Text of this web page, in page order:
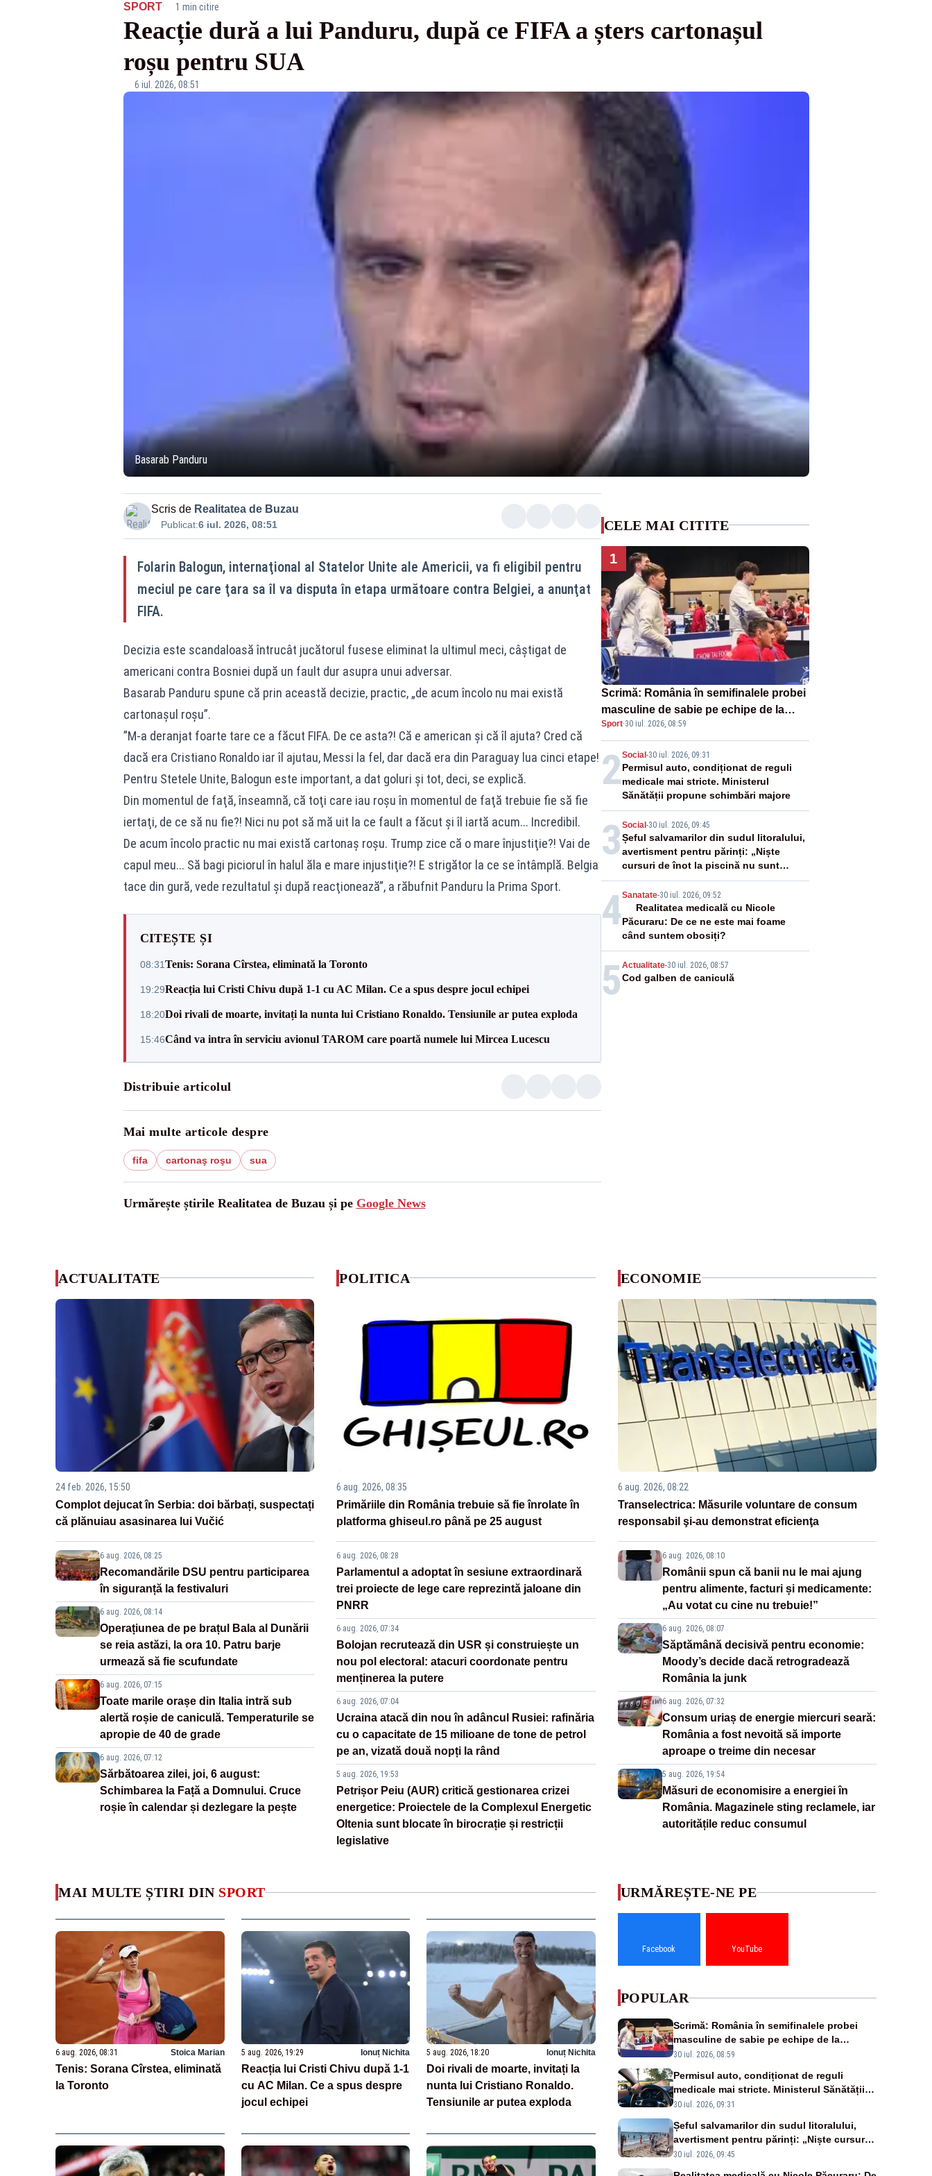
SPORT· 1 min citire
Reacție dură a lui Panduru, după ce FIFA a șters cartonașul
roșu pentru SUA
6 iul. 2026, 08:51
Basarab Panduru
Scris de Realitatea de Buzau
Publicat:6 iul. 2026, 08:51
Folarin Balogun, internaţional al Statelor Unite ale Americii, va fi eligibil pentru
meciul pe care ţara sa îl va disputa în etapa următoare contra Belgiei, a anunţat
FIFA.
Decizia este scandaloasă întrucât jucătorul fusese eliminat la ultimul meci, câştigat de
americani contra Bosniei după un fault dur asupra unui adversar.
Basarab Panduru spune că prin această decizie, practic, „de acum încolo nu mai există
cartonașul roșu”.
”M-a deranjat foarte tare ce a făcut FIFA. De ce asta?! Că e american şi că îl ajuta? Cred că
dacă era Cristiano Ronaldo iar îl ajutau, Messi la fel, dar dacă era din Paraguay lua cinci etape!
Pentru Stetele Unite, Balogun este important, a dat goluri şi tot, deci, se explică.
Din momentul de faţă, înseamnă, că toţi care iau roşu în momentul de faţă trebuie fie să fie
iertaţi, de ce să nu fie?! Nici nu pot să mă uit la ce fault a făcut şi îl iartă acum... Incredibil.
De acum încolo practic nu mai există cartonaş roşu. Trump zice că o mare înjustiţie?! Vai de
capul meu... Să bagi piciorul în halul ăla e mare injustiţie?! E strigător la ce se întâmplă. Belgia
tace din gură, vede rezultatul şi după reacţionează”, a răbufnit Panduru la Prima Sport.
CITEȘTE ȘI
08:31Tenis: Sorana Cîrstea, eliminată la Toronto
19:29Reacția lui Cristi Chivu după 1-1 cu AC Milan. Ce a spus despre jocul echipei
18:20Doi rivali de moarte, invitați la nunta lui Cristiano Ronaldo. Tensiunile ar putea exploda
15:46Când va intra în serviciu avionul TAROM care poartă numele lui Mircea Lucescu
Distribuie articolul
Mai multe articole despre
fifa cartonaş roşu sua
Urmărește știrile Realitatea de Buzau și pe Google News
CELE MAI CITITE
1
Scrimă: România în semifinalele probei
masculine de sabie pe echipe de la
Campionatele Mondiale
Sport·30 iul. 2026, 08:59
2Social -30 iul. 2026, 09:31
Permisul auto, condiționat de reguli
medicale mai stricte. Ministerul
Sănătății propune schimbări majore
3 Social -30 iul. 2026, 09:45
Șeful salvamarilor din sudul litoralului,
avertisment pentru părinți: „Niște
cursuri de înot la piscină nu sunt
suficiente”
4Sanatate-30 iul. 2026, 09:52
Realitatea medicală cu Nicole
Păcuraru: De ce ne este mai foame
când suntem obosiți?
5 Actualitate-30 iul. 2026, 08:57
Cod galben de caniculă
ACTUALITATE
24 feb. 2026, 15:50
Complot dejucat în Serbia: doi bărbați, suspectați
că plănuiau asasinarea lui Vučić
6 aug. 2026, 08:25
Recomandările DSU pentru participarea
în siguranță la festivaluri
6 aug. 2026, 08:14
Operațiunea de pe brațul Bala al Dunării
se reia astăzi, la ora 10. Patru barje
urmează să fie scufundate
6 aug. 2026, 07:15
Toate marile orașe din Italia intră sub
alertă roșie de caniculă. Temperaturile se
apropie de 40 de grade
6 aug. 2026, 07:12
Sărbătoarea zilei, joi, 6 august:
Schimbarea la Față a Domnului. Cruce
roșie în calendar și dezlegare la pește
POLITICA
6 aug. 2026, 08:35
Primăriile din România trebuie să fie înrolate în
platforma ghiseul.ro până pe 25 august
6 aug. 2026, 08:28
Parlamentul a adoptat în sesiune extraordinară
trei proiecte de lege care reprezintă jaloane din
PNRR
6 aug. 2026, 07:34
Bolojan recrutează din USR și construiește un
nou pol electoral: atacuri coordonate pentru
menținerea la putere
6 aug. 2026, 07:04
Ucraina atacă din nou în adâncul Rusiei: rafinăria
cu o capacitate de 15 milioane de tone de petrol
pe an, vizată două nopți la rând
5 aug. 2026, 19:53
Petrișor Peiu (AUR) critică gestionarea crizei
energetice: Proiectele de la Complexul Energetic
Oltenia sunt blocate în birocrație și restricții
legislative
ECONOMIE
6 aug. 2026, 08:22
Transelectrica: Măsurile voluntare de consum
responsabil şi-au demonstrat eficienţa
6 aug. 2026, 08:10
Românii spun că banii nu le mai ajung
pentru alimente, facturi și medicamente:
„Au votat cu cine nu trebuie!”
6 aug. 2026, 08:07
Săptămână decisivă pentru economie:
Moody’s decide dacă retrogradează
România la junk
6 aug. 2026, 07:32
Consum uriaș de energie miercuri seară:
România a fost nevoită să importe
aproape o treime din necesar
5 aug. 2026, 19:54
Măsuri de economisire a energiei în
România. Magazinele sting reclamele, iar
autoritățile reduc consumul
MAI MULTE ȘTIRI DIN SPORT
6 aug. 2026, 08:31 Stoica Marian
Tenis: Sorana Cîrstea, eliminată
la Toronto
5 aug. 2026, 19:29 Ionuț Nichita
Reacția lui Cristi Chivu după 1-1
cu AC Milan. Ce a spus despre
jocul echipei
5 aug. 2026, 18:20 Ionuț Nichita
Doi rivali de moarte, invitați la
nunta lui Cristiano Ronaldo.
Tensiunile ar putea exploda
URMĂREȘTE-NE PE
Facebook YouTube
POPULAR
Scrimă: România în semifinalele probei
masculine de sabie pe echipe de la
Campionatele Mondiale
30 iul. 2026, 08:59
Permisul auto, condiționat de reguli
medicale mai stricte. Ministerul Sănătății
propune schimbări majore
30 iul. 2026, 09:31
Șeful salvamarilor din sudul litoralului,
avertisment pentru părinți: „Niște cursuri
de înot la piscină nu sunt suficiente”
30 iul. 2026, 09:45